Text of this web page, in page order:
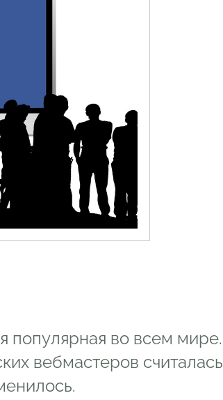
посетителями
сайту или блогу
популярная во всем мире.
вебмастеров считалась